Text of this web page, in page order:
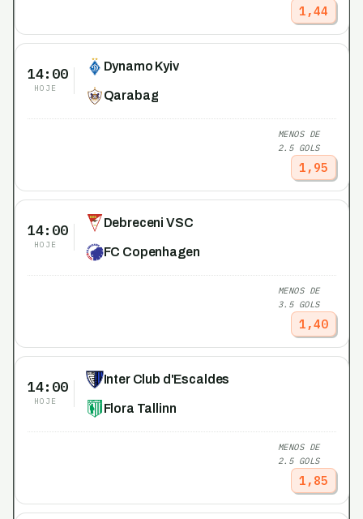
1,44
14:00
HOJE
Dynamo Kyiv
Qarabag
MENOS DE
2.5 GOLS
1,95
14:00
HOJE
Debreceni VSC
FC Copenhagen
MENOS DE
3.5 GOLS
1,40
14:00
HOJE
Inter Club d'Escaldes
Flora Tallinn
MENOS DE
2.5 GOLS
1,85